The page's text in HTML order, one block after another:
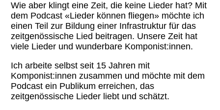
Wie aber klingt eine Zeit, die keine Lieder hat? Mit
dem Podcast «Lieder können fliegen» möchte ich
einen Teil zur Bildung einer Infrastruktur für das
zeitgenössische Lied beitragen. Unsere Zeit hat
viele Lieder und wunderbare Komponist:innen.
Ich arbeite selbst seit 15 Jahren mit
Komponist:innen zusammen und möchte mit dem
Podcast ein Publikum erreichen, das
zeitgenössische Lieder liebt und schätzt.